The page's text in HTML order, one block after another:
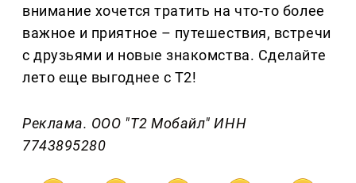
внимание хочется тратить на что-то более
важное и приятное – путешествия, встречи
с друзьями и новые знакомства. Сделайте
лето еще выгоднее с Т2!
Реклама. ООО "Т2 Мобайл" ИНН
7743895280